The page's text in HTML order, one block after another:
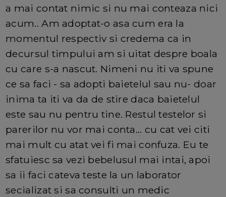
a mai contat nimic si nu mai conteaza nici
acum.. Am adoptat-o asa cum era la
momentul respectiv si credema ca in
decursul timpului am si uitat despre boala
cu care s-a nascut. Nimeni nu iti va spune
ce sa faci - sa adopti baietelul sau nu- doar
inima ta iti va da de stire daca baietelul
este sau nu pentru tine. Restul testelor si
parerilor nu vor mai conta... cu cat vei citi
mai mult cu atat vei fi mai confuza. Eu te
sfatuiesc sa vezi bebelusul mai intai, apoi
sa ii faci cateva teste la un laborator
secializat si sa consulti un medic